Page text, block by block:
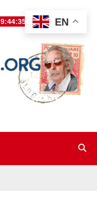
9:44:36 AM EN